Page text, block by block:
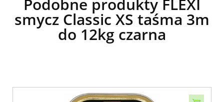
Podobne produkty FLEXI
smycz Classic XS taśma 3m
do 12kg czarna